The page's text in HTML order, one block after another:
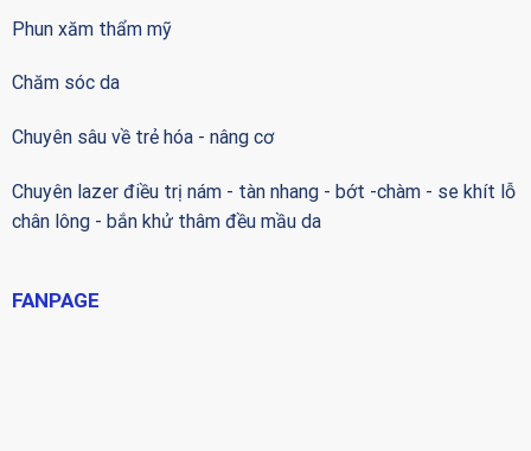
Phun xăm thẩm mỹ
Chăm sóc da
Chuyên sâu về trẻ hóa - nâng cơ
Chuyên lazer điều trị nám - tàn nhang - bớt -chàm - se khít lỗ
chân lông - bắn khử thâm đều mầu da
FANPAGE